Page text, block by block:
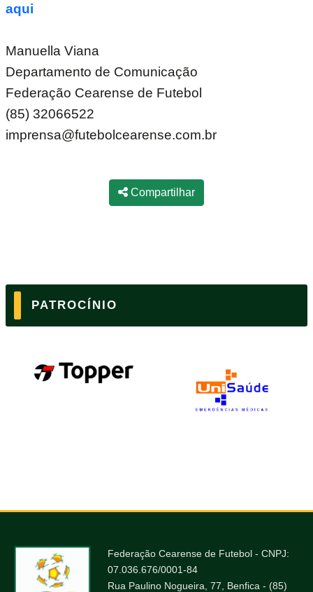
aqui
Manuella Viana
Departamento de Comunicação
Federação Cearense de Futebol
(85) 32066522
imprensa@futebolcearense.com.br
Compartilhar
PATROCÍNIO
Federação Cearense de Futebol - CNPJ:
07.036.676/0001-84
Rua Paulino Nogueira, 77, Benfica - (85)